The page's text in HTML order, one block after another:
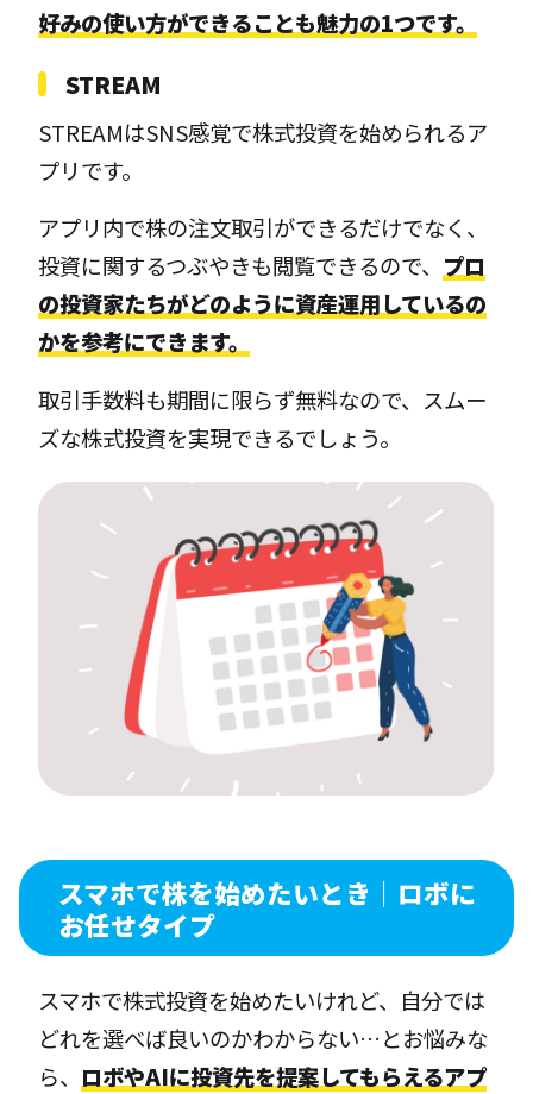
好みの使い方ができることも魅力の1つです。
STREAM
STREAMはSNS感覚で株式投資を始められるア
プリです。
アプリ内で株の注文取引ができるだけでなく、
投資に関するつぶやきも閲覧できるので、 プロ
の投資家たちがどのように資産運用しているの
かを参考にできます。
取引手数料も期間に限らず無料なので、スムー
ズな株式投資を実現できるでしょう。
スマホで株を始めたいとき｜ロボに
お任せタイプ
スマホで株式投資を始めたいけれど、自分では
どれを選べば良いのかわからない…とお悩みな
ら、 ロボやAIに投資先を提案してもらえるアプ